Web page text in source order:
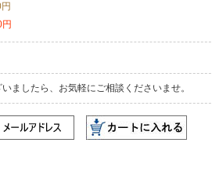
ましたら、お気軽にご相談くださいませ。